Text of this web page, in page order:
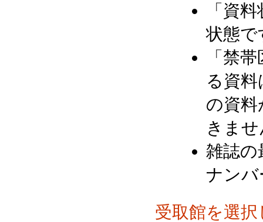
「資
状態で
「禁
る資
の資料
きま
雑誌の
ナン
受取館を選